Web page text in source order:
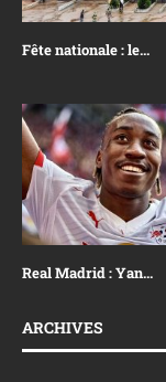
Fête nationale : le...
Real Madrid : Yan...
ARCHIVES